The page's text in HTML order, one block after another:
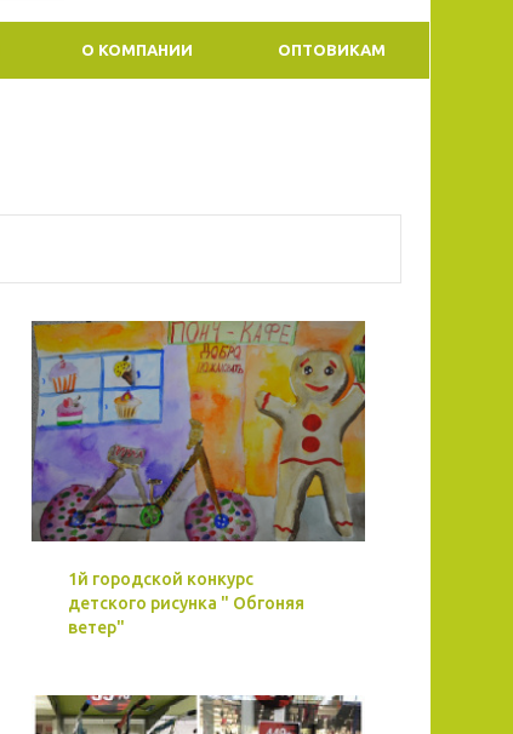
О КОМПАНИИ ОПТОВИКАМ
1й городской конкурс
детского рисунка " Обгоняя
ветер"